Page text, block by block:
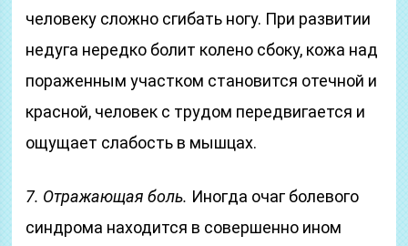
человеку сложно сгибать ногу. При развитии
недуга нередко болит колено сбоку, кожа над
пораженным участком становится отечной и
красной, человек с трудом передвигается и
ощущает слабость в мышцах.
7. Отражающая боль. Иногда очаг болевого
синдрома находится в совершенно ином